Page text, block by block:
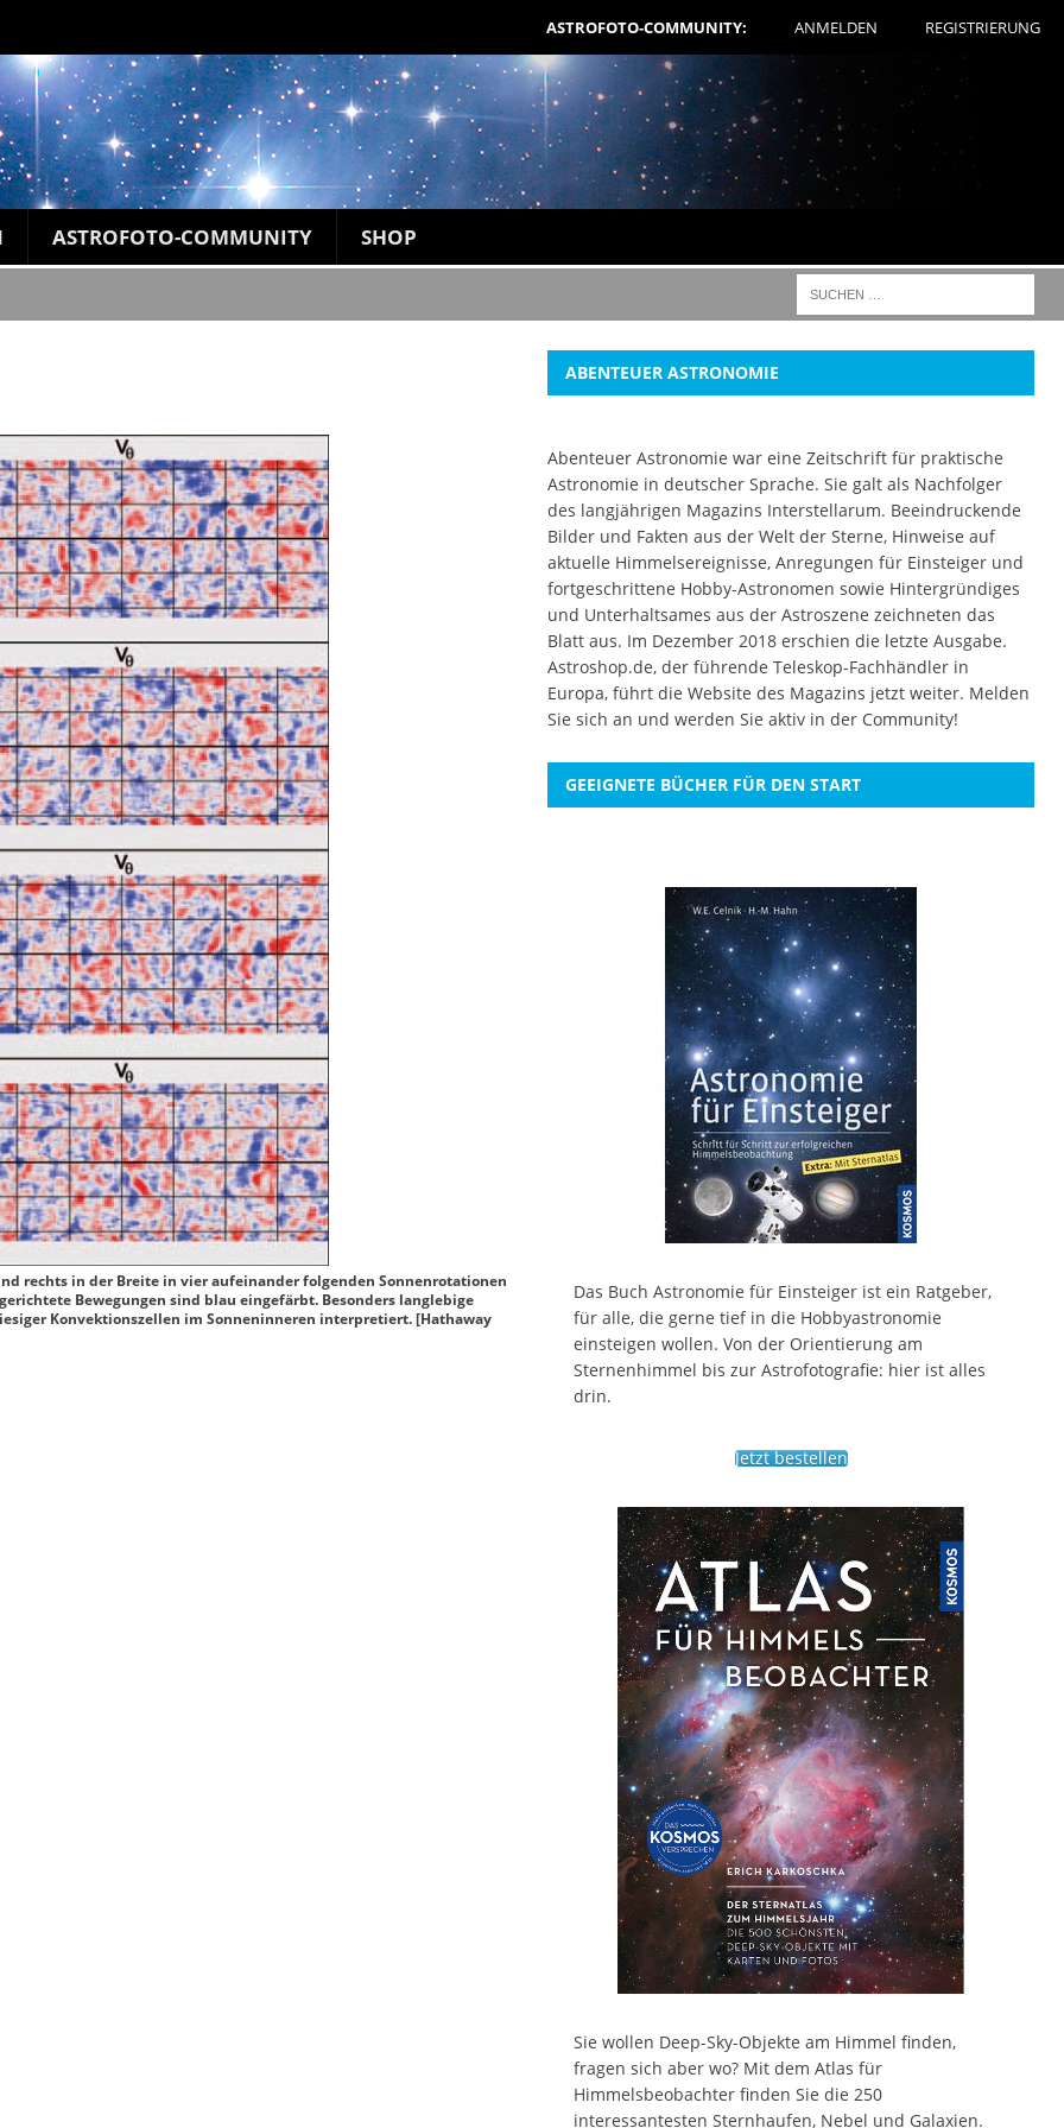
ASTROFOTO-COMMUNITY: ANMELDEN REGISTRIERUNG
ASTROFOTO-COMMUNITY SHOP
rechts in der Breite in vier aufeinander folgenden Sonnenrotationen
Bewegungen sind blau eingefärbt. Besonders langlebige
Konvektionszellen im Sonneninneren interpretiert. [Hathaway
ABENTEUER ASTRONOMIE
Abenteuer Astronomie war eine Zeitschrift für praktische
Astronomie in deutscher Sprache. Sie galt als Nachfolger
des langjährigen Magazins Interstellarum. Beeindruckende
Bilder und Fakten aus der Welt der Sterne, Hinweise auf
aktuelle Himmelsereignisse, Anregungen für Einsteiger und
fortgeschrittene Hobby-Astronomen sowie Hintergründiges
und Unterhaltsames aus der Astroszene zeichneten das
Blatt aus. Im Dezember 2018 erschien die letzte Ausgabe.
Astroshop.de, der führende Teleskop-Fachhändler in
Europa, führt die Website des Magazins jetzt weiter. Melden
Sie sich an und werden Sie aktiv in der Community!
GEEIGNETE BÜCHER FÜR DEN START
Das Buch Astronomie für Einsteiger ist ein Ratgeber,
für alle, die gerne tief in die Hobbyastronomie
einsteigen wollen. Von der Orientierung am
Sternenhimmel bis zur Astrofotografie: hier ist alles
drin.
Jetzt bestellen
Sie wollen Deep-Sky-Objekte am Himmel finden,
fragen sich aber wo? Mit dem Atlas für
Himmelsbeobachter finden Sie die 250
interessantesten Sternhaufen, Nebel und Galaxien.